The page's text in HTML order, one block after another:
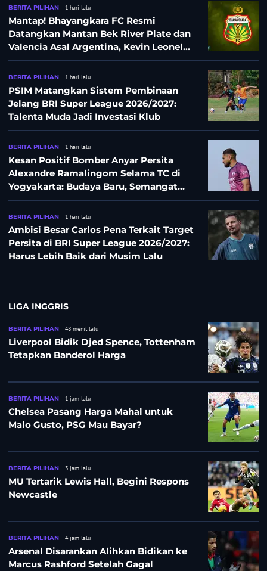
BERITA PILIHAN 1 hari lalu
Mantap! Bhayangkara FC Resmi
Datangkan Mantan Bek River Plate dan
Valencia Asal Argentina, Kevin Leonel
Sibille
BERITA PILIHAN 1 hari lalu
PSIM Matangkan Sistem Pembinaan
Jelang BRI Super League 2026/2027:
Talenta Muda Jadi Investasi Klub
BERITA PILIHAN 1 hari lalu
Kesan Positif Bomber Anyar Persita
Alexandre Ramalingom Selama TC di
Yogyakarta: Budaya Baru, Semangat
Baru!
BERITA PILIHAN 1 hari lalu
Ambisi Besar Carlos Pena Terkait Target
Persita di BRI Super League 2026/2027:
Harus Lebih Baik dari Musim Lalu
LIGA INGGRIS
BERITA PILIHAN 48 menit lalu
Liverpool Bidik Djed Spence, Tottenham
Tetapkan Banderol Harga
BERITA PILIHAN 1 jam lalu
Chelsea Pasang Harga Mahal untuk
Malo Gusto, PSG Mau Bayar?
BERITA PILIHAN 3 jam lalu
MU Tertarik Lewis Hall, Begini Respons
Newcastle
BERITA PILIHAN 4 jam lalu
Arsenal Disarankan Alihkan Bidikan ke
Marcus Rashford Setelah Gagal